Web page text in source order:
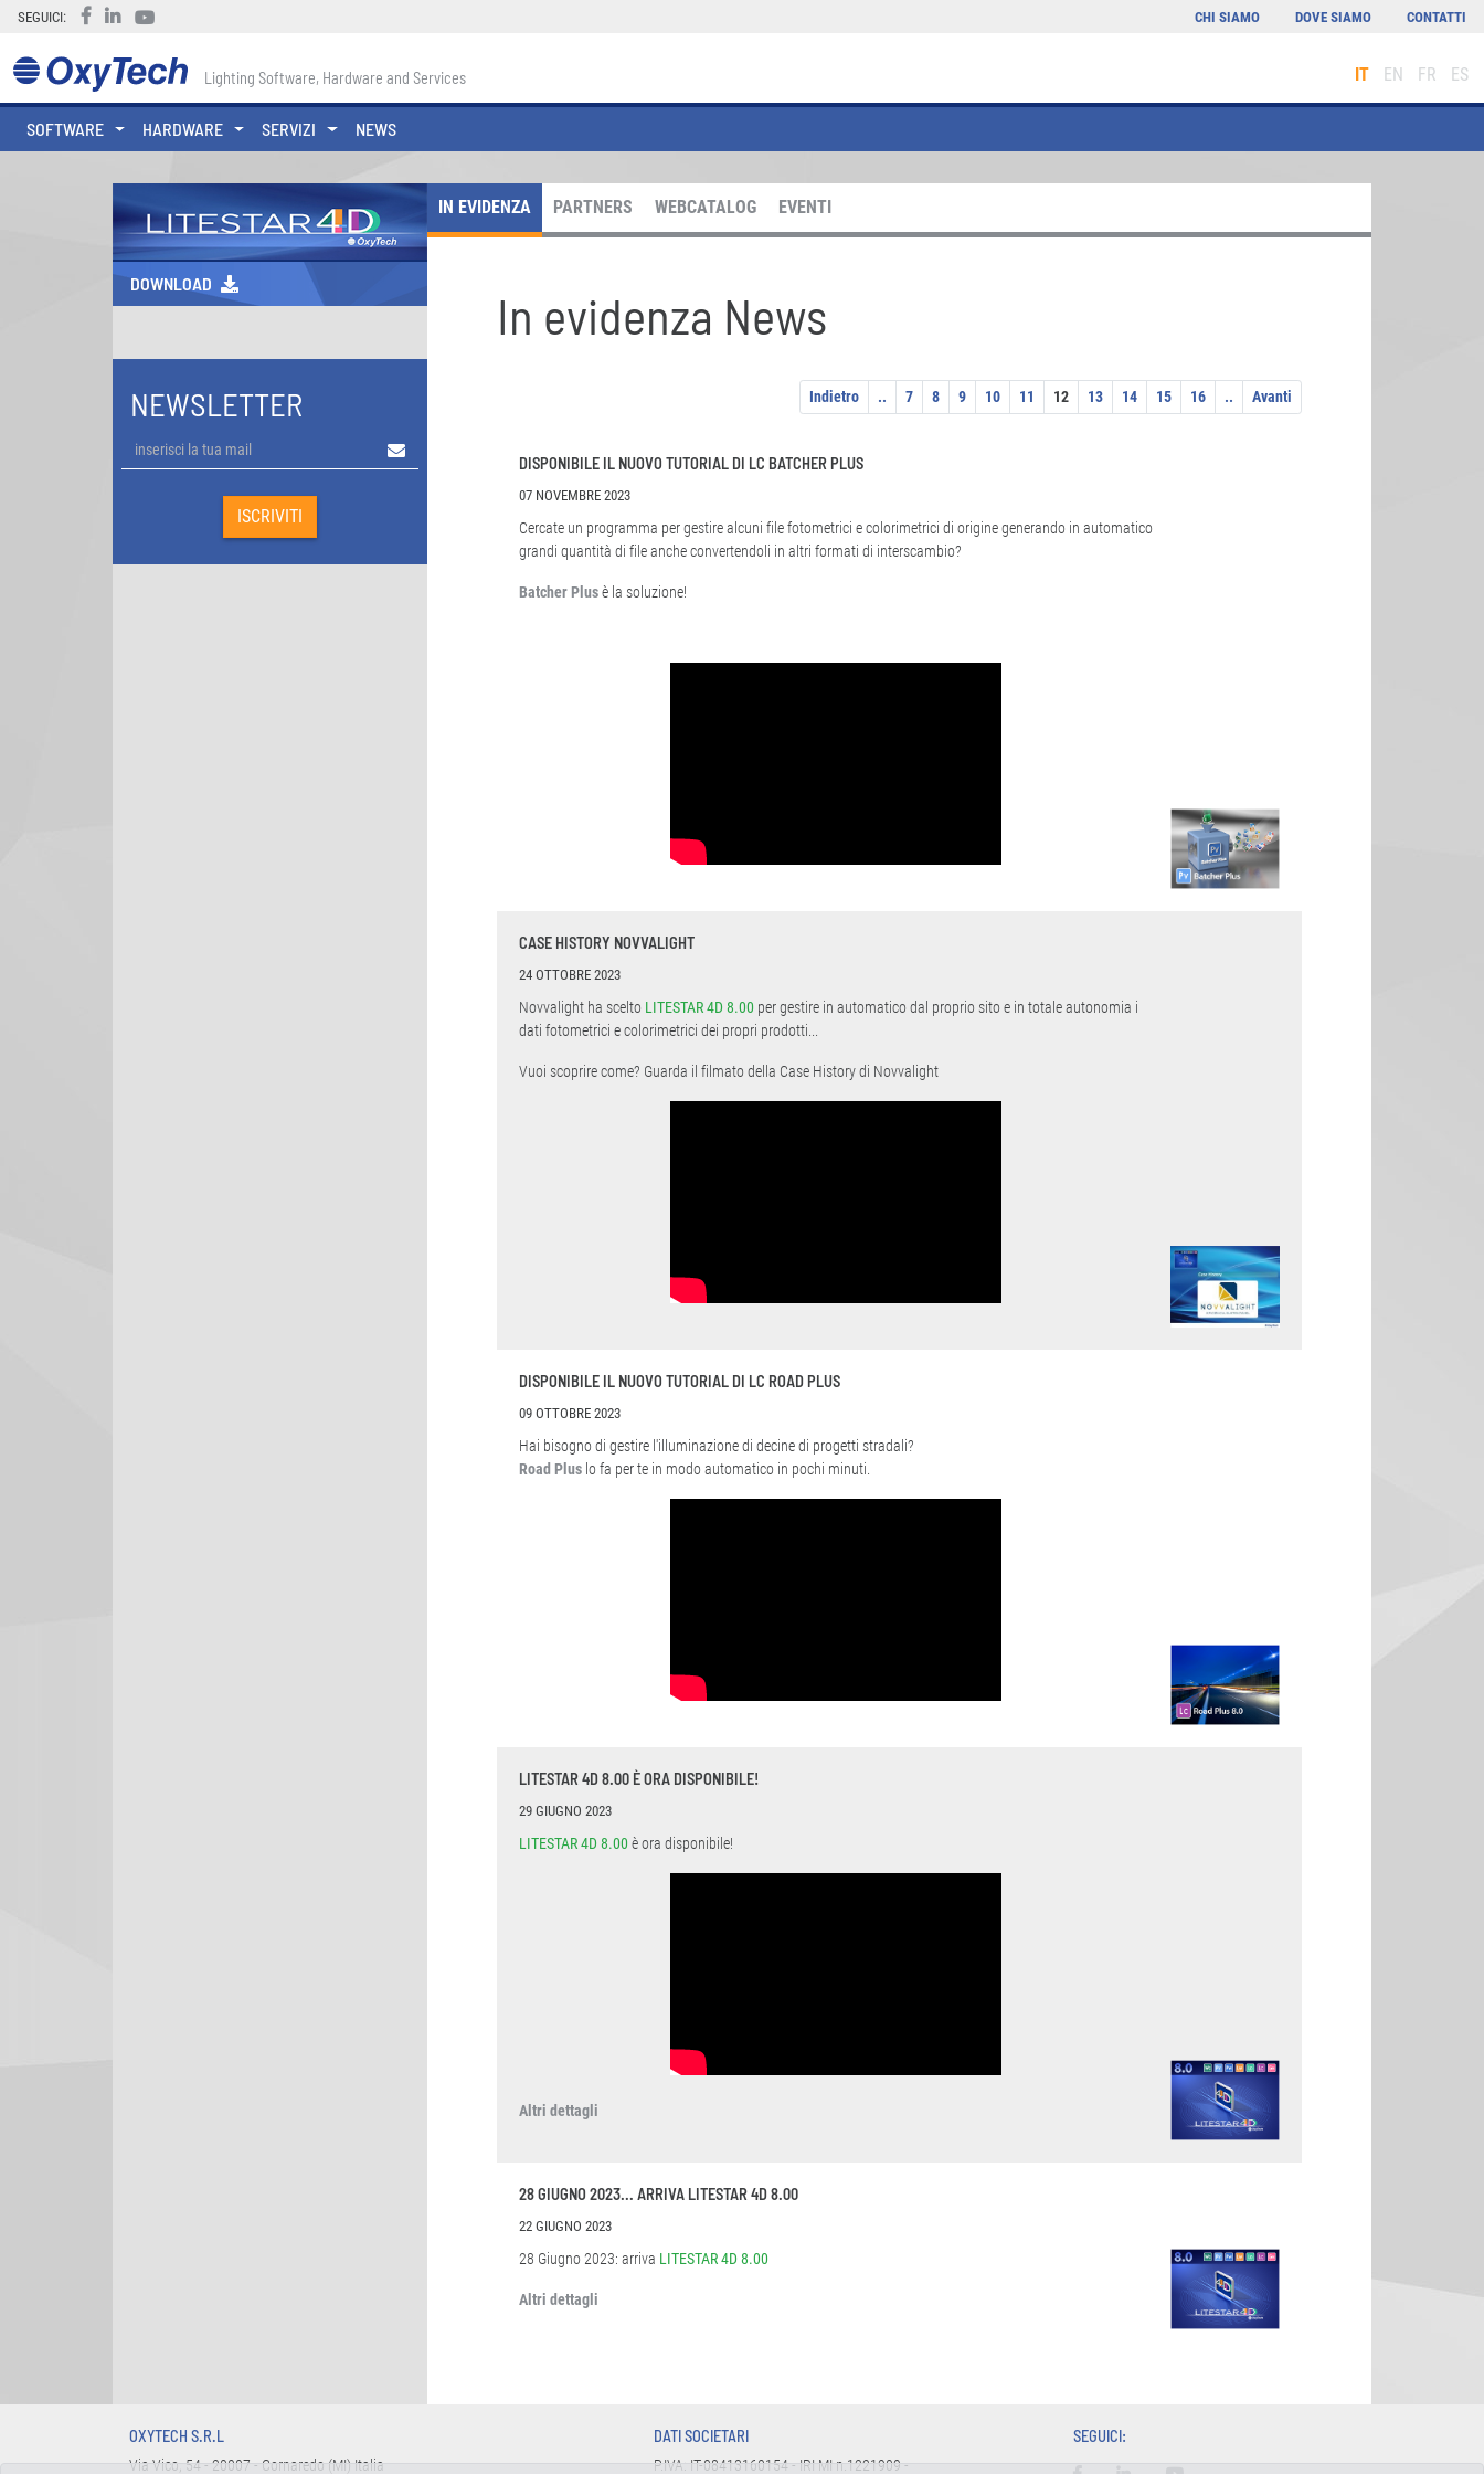
SEGUICI:
IT EN FR ES
Lighting Software, Hardware and Services
SOFTWARE HARDWARE SERVIZI NEWS
CHI SIAMO DOVE SIAMO CONTATTI
IN EVIDENZA PARTNERS WEBCATALOG EVENTI
In evidenza News
Indietro .. 7 8 9 10 11 12 13 14 15 16 .. Avanti
DISPONIBILE IL NUOVO TUTORIAL DI LC BATCHER PLUS
07 NOVEMBRE 2023
Cercate un programma per gestire alcuni file fotometrici e colorimetrici di origine generando in automatico
grandi quantità di file anche convertendoli in altri formati di interscambio?
Batcher Plusè la soluzione!
CASE HISTORY NOVVALIGHT
24 OTTOBRE 2023
Novvalight ha scelto LITESTAR 4D 8.00 per gestire in automatico dal proprio sito e in totale autonomia i
dati fotometrici e colorimetrici dei propri prodotti...
Vuoi scoprire come? Guarda il filmato della Case History di Novvalight
DISPONIBILE IL NUOVO TUTORIAL DI LC ROAD PLUS
09 OTTOBRE 2023
Hai bisogno di gestire l'illuminazione di decine di progetti stradali?
Road Plus lo fa per te in modo automatico in pochi minuti.
LITESTAR 4D 8.00 È ORA DISPONIBILE!
29 GIUGNO 2023
LITESTAR 4D 8.00è ora disponibile!
Altri dettagli
28 GIUGNO 2023... ARRIVA LITESTAR 4D 8.00
22 GIUGNO 2023
28 Giugno 2023: arriva LITESTAR 4D 8.00
Altri dettagli
DOWNLOAD
NEWSLETTER
OXYTECH S.R.L
Via Vico, 54 - 20007 - Cornaredo (MI) Italia
DATI SOCIETARI
P.IVA: IT-08413160154 - IRI MI n.1221909 -
SEGUICI: